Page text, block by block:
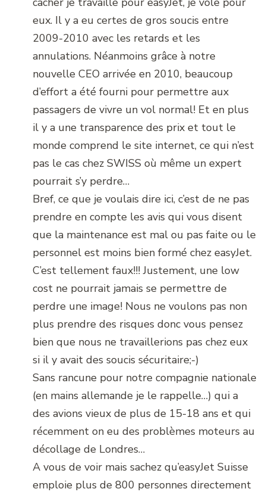
eux. Il y a eu certes de gros soucis entre
2009-2010 avec les retards et les
annulations. Néanmoins grâce à notre
nouvelle CEO arrivée en 2010, beaucoup
d’effort a été fourni pour permettre aux
passagers de vivre un vol normal! Et en plus
il y a une transparence des prix et tout le
monde comprend le site internet, ce qui n’est
pas le cas chez SWISS où même un expert
pourrait s’y perdre…
Bref, ce que je voulais dire ici, c’est de ne pas
prendre en compte les avis qui vous disent
que la maintenance est mal ou pas faite ou le
personnel est moins bien formé chez easyJet.
C’est tellement faux!!! Justement, une low
cost ne pourrait jamais se permettre de
perdre une image! Nous ne voulons pas non
plus prendre des risques donc vous pensez
bien que nous ne travaillerions pas chez eux
si il y avait des soucis sécuritaire;-)
Sans rancune pour notre compagnie nationale
(en mains allemande je le rappelle…) qui a
des avions vieux de plus de 15-18 ans et qui
récemment on eu des problèmes moteurs au
décollage de Londres…
A vous de voir mais sachez qu’easyJet Suisse
emploie plus de 800 personnes directement